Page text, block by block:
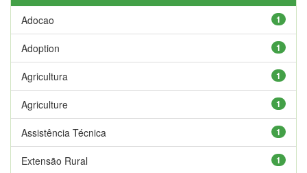
1
Adocao
1
Adoption
1
Agricultura
1
Agriculture
1
Assistência Técnica
1
Extensão Rural